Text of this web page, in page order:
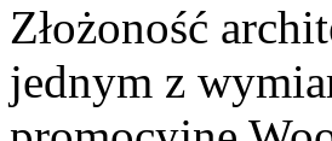
Złożoność
jednym z